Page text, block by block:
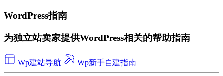
WordPress指南
为独立站卖家提供WordPress相关的帮助指南
Wp建站导航 Wp新手自建指南